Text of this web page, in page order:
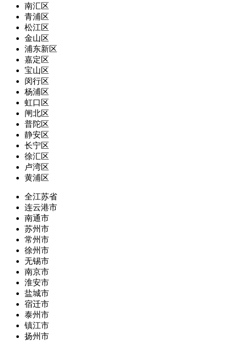
南汇区
青浦区
松江区
金山区
浦东新区
嘉定区
宝山区
闵行区
杨浦区
虹口区
闸北区
普陀区
静安区
长宁区
徐汇区
卢湾区
黄浦区
全江苏省
连云港市
南通市
苏州市
常州市
徐州市
无锡市
南京市
淮安市
盐城市
宿迁市
泰州市
镇江市
扬州市